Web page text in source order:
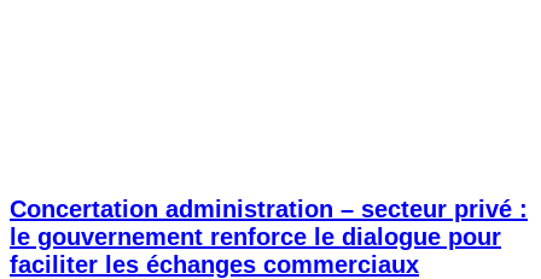
Concertation administration – secteur privé :
le gouvernement renforce le dialogue pour
faciliter les échanges commerciaux